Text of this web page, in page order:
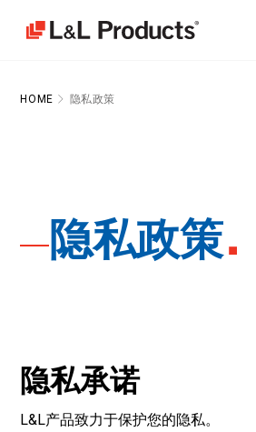
HOME 隐私政策
隐私政策
隐私承诺
L&L产品致力于保护您的隐私。